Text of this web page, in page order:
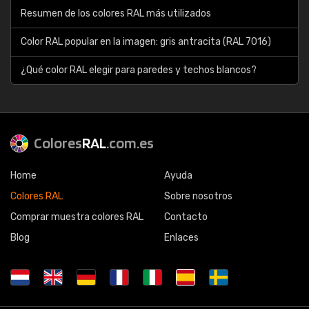
Resumen de los colores RAL más utilizados
Color RAL popular en la imagen: gris antracita (RAL 7016)
¿Qué color RAL elegir para paredes y techos blancos?
ColoresRAL.com.es
Home
Colores RAL
Comprar muestra colores RAL
Blog
Ayuda
Sobre nosotros
Contacto
Enlaces